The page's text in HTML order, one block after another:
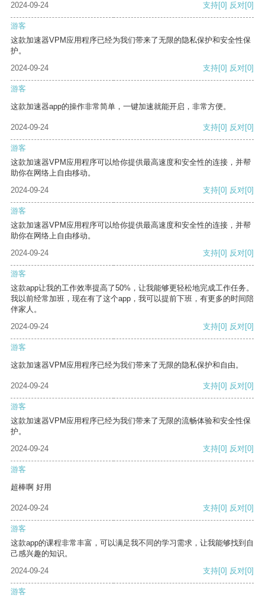
2024-09-24
支持[0] 反对[0]
游客
这款加速器VPM应用程序已经为我们带来了无限的隐私保护和安全性保
护。
2024-09-24
支持[0] 反对[0]
游客
这款加速器app的操作非常简单，一键加速就能开启，非常方便。
2024-09-24 支持[0] 反对[0]
游客
这款加速器VPM应用程序可以给你提供最高速度和安全性的连接，并帮
助你在网络上自由移动。
2024-09-24
支持[0] 反对[0]
游客
这款加速器VPM应用程序可以给你提供最高速度和安全性的连接，并帮
助你在网络上自由移动。
2024-09-24
支持[0] 反对[0]
游客
这款app让我的工作效率提高了50%，让我能够更轻松地完成工作任务。
我以前经常加班，现在有了这个app，我可以提前下班，有更多的时间陪
伴家人。
2024-09-24
支持[0] 反对[0]
游客
这款加速器VPM应用程序已经为我们带来了无限的隐私保护和自由。
2024-09-24 支持[0] 反对[0]
游客
这款加速器VPM应用程序已经为我们带来了无限的流畅体验和安全性保
护。
2024-09-24
支持[0] 反对[0]
游客
超棒啊 好用
2024-09-24 支持[0] 反对[0]
游客
这款app的课程非常丰富，可以满足我不同的学习需求，让我能够找到自
己感兴趣的知识。
2024-09-24
支持[0] 反对[0]
游客